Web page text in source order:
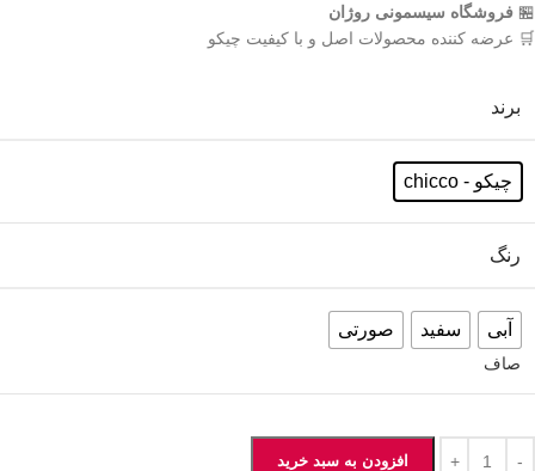
🏪 فروشگاه سیسمونی روژان
🛒 عرضه کننده محصولات اصل و با کیفیت چیکو
برند
چیکو - chicco
رنگ
آبی سفید صورتی
صاف
افزودن به سبد خرید